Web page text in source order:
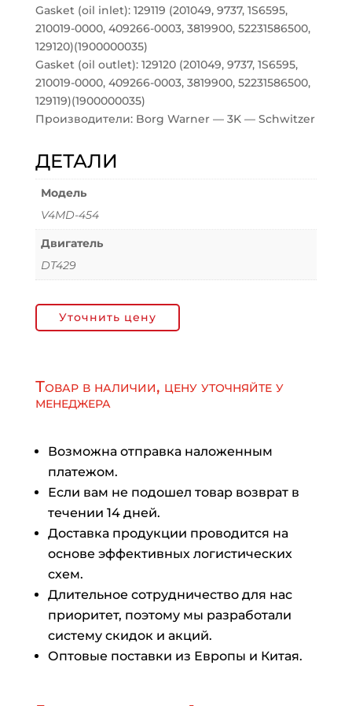
Gasket (oil inlet): 129119 (201049, 9737, 1S6595,
210019-0000, 409266-0003, 3819900, 52231586500,
129120)(1900000035)
Gasket (oil outlet): 129120 (201049, 9737, 1S6595,
210019-0000, 409266-0003, 3819900, 52231586500,
129119)(1900000035)
Производители: Borg Warner — 3K — Schwitzer
ДЕТАЛИ
Модель
V4MD-454
Двигатель
DT429
Уточнить цену
Товар в наличии, цену уточняйте у
менеджера
Возможна отправка наложенным
платежом.
Если вам не подошел товар возврат в
течении 14 дней.
Доставка продукции проводится на
основе эффективных логистических
схем.
Длительное сотрудничество для нас
приоритет, поэтому мы разработали
систему скидок и акций.
Оптовые поставки из Европы и Китая.